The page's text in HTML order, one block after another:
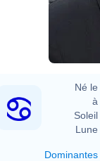
Né le
à
Soleil
Lune
Dominantes